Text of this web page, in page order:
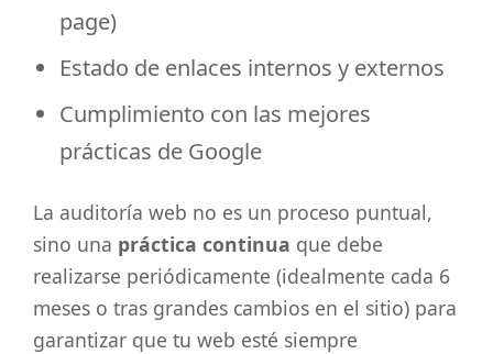
page)
Estado de enlaces internos y externos
Cumplimiento con las mejores
prácticas de Google
La auditoría web no es un proceso puntual,
sino una práctica continua que debe
realizarse periódicamente (idealmente cada 6
meses o tras grandes cambios en el sitio) para
garantizar que tu web esté siempre